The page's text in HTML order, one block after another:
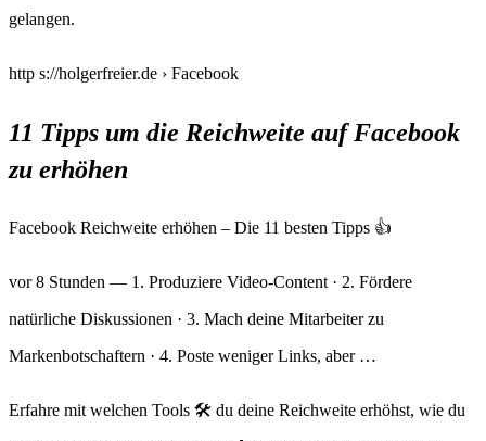
gelangen.
http s://holgerfreier.de › Facebook
11 Tipps um die Reichweite auf Facebook
zu erhöhen
Facebook Reichweite erhöhen – Die 11 besten Tipps 👍
vor 8 Stunden — 1. Produziere Video-Content · 2. Fördere
natürliche Diskussionen · 3. Mach deine Mitarbeiter zu
Markenbotschaftern · 4. Poste weniger Links, aber …
Erfahre mit welchen Tools 🛠️ du deine Reichweite erhöhst, wie du